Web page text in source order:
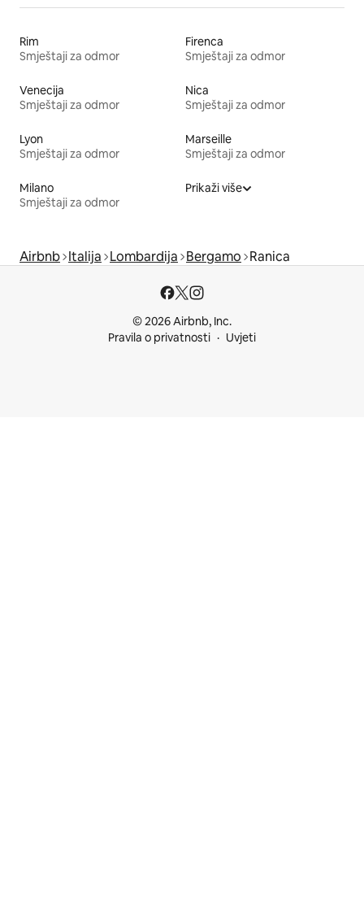
Rim
Smještaji za odmor
Firenca
Smještaji za odmor
Venecija
Smještaji za odmor
Nica
Smještaji za odmor
Lyon
Smještaji za odmor
Marseille
Smještaji za odmor
Milano
Smještaji za odmor
Prikaži više
Airbnb Italija Lombardija Bergamo Ranica
© 2026 Airbnb, Inc.
Pravila o privatnosti
Uvjeti